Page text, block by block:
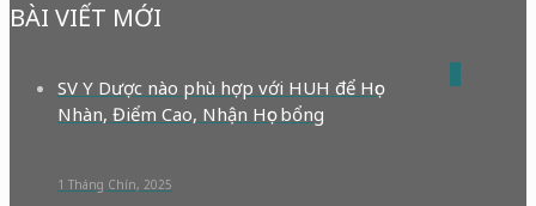
BÀI VIẾT MỚI
SV Y Dược nào phù hợp với HUH để Học
Nhàn, Điểm Cao, Nhận Học bổng
1 Tháng Chín, 2025